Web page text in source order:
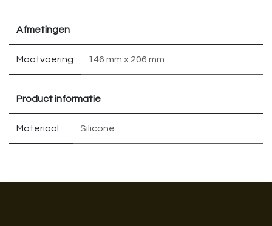
Afmetingen
Maatvoering 146 mm x 206 mm
Product informatie
Materiaal Silicone